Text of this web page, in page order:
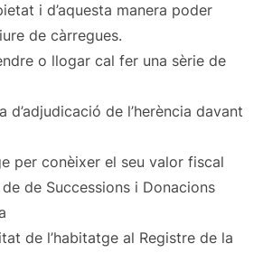
i d’aquesta manera poder
de càrregues.
o llogar cal fer una sèrie de
d’adjudicació de l’herència davant
per conèixer el seu valor fiscal
de Successions i Donacions
de l’habitatge al Registre de la